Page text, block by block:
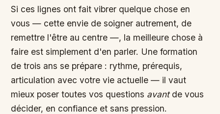
Si ces lignes ont fait vibrer quelque chose en
vous — cette envie de soigner autrement, de
remettre l'être au centre —, la meilleure chose à
faire est simplement d'en parler. Une formation
de trois ans se prépare : rythme, prérequis,
articulation avec votre vie actuelle — il vaut
mieux poser toutes vos questions avantde vous
décider, en confiance et sans pression.